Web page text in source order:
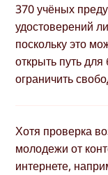
370 учёных
удостоверений
поскольку это
открыть путь
ограничить
Хотя проверка
молодежи от
интернете,